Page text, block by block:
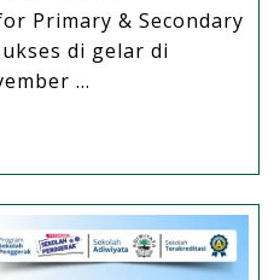
Primary & Secondary
di gelar di
...